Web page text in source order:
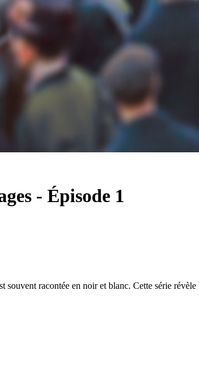
- Épisode 1
racontée en noir et blanc. Cette série